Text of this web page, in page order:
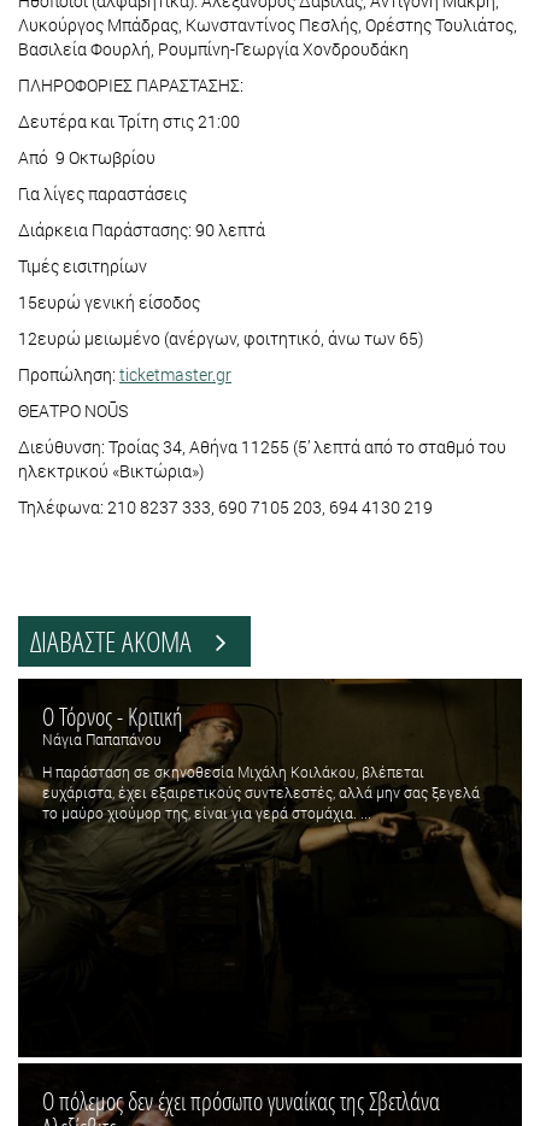
Λυκούργος Μπάδρας, Κωνσταντίνος Πεσλής, Ορέστης Τουλιάτος,
Βασιλεία Φουρλή, Ρουμπίνη-Γεωργία Χονδρουδάκη
ΠΛΗΡΟΦΟΡΙΕΣ ΠΑΡΑΣΤΑΣΗΣ:
Δευτέρα και Τρίτη στις 21:00
Από 9 Οκτωβρίου
Για λίγες παραστάσεις
Διάρκεια Παράστασης: 90 λεπτά
Τιμές εισιτηρίων
15ευρώ γενική είσοδος
12ευρώ μειωμένο (ανέργων, φοιτητικό, άνω των 65)
Προπώληση: ticketmaster.gr
ΘΕΑΤΡΟ NOŪS
Διεύθυνση: Τροίας 34, Αθήνα 11255 (5’ λεπτά από το σταθμό του
ηλεκτρικού «Βικτώρια»)
Τηλέφωνα: 210 8237 333, 690 7105 203, 694 4130 219
ΔΙΑΒΑΣΤΕ ΑΚΟΜΑ
Ο Τόρνος - Κριτική
Νάγια Παπαπάνου
Η παράσταση σε σκηνοθεσία Μιχάλη Κοιλάκου, βλέπεται
ευχάριστα, έχει εξαιρετικούς συντελεστές, αλλά μην σας ξεγελά
το μαύρο χιούμορ της, είναι για γερά στομάχια. ...
Ο πόλεμος δεν έχει πρόσωπο γυναίκας της Σβετλάνα